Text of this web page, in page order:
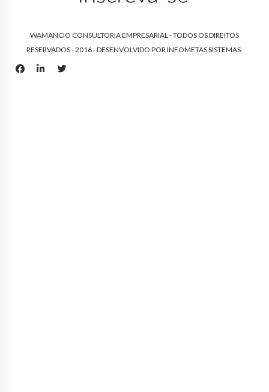
WAMANCIO CONSULTORIA EMPRESARIAL - TODOS OS DIREITOS
RESERVADOS - 2016 - DESENVOLVIDO POR INFOMETAS SISTEMAS